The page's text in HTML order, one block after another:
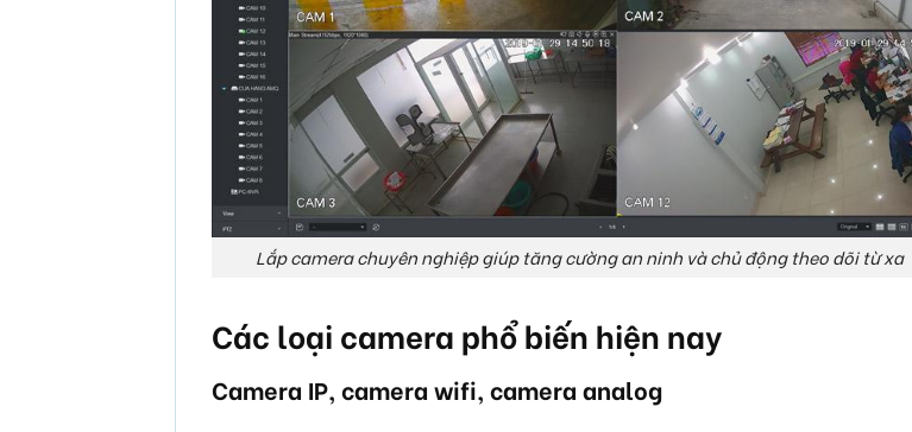
Lắp camera chuyên nghiệp giúp tăng cường an ninh và chủ động theo dõi từ xa
Các loại camera phổ biến hiện nay
Camera IP, camera wifi, camera analog